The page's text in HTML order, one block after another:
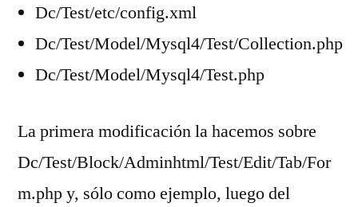
Dc/Test/etc/config.xml
Dc/Test/Model/Mysql4/Test/Collection.php
Dc/Test/Model/Mysql4/Test.php
La primera modificación la hacemos sobre
Dc/Test/Block/Adminhtml/Test/Edit/Tab/For
m.php y, sólo como ejemplo, luego del